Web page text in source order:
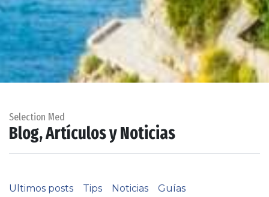
Selection Med
Blog, Artículos y Noticias
Ultimos posts Tips Noticias Guías